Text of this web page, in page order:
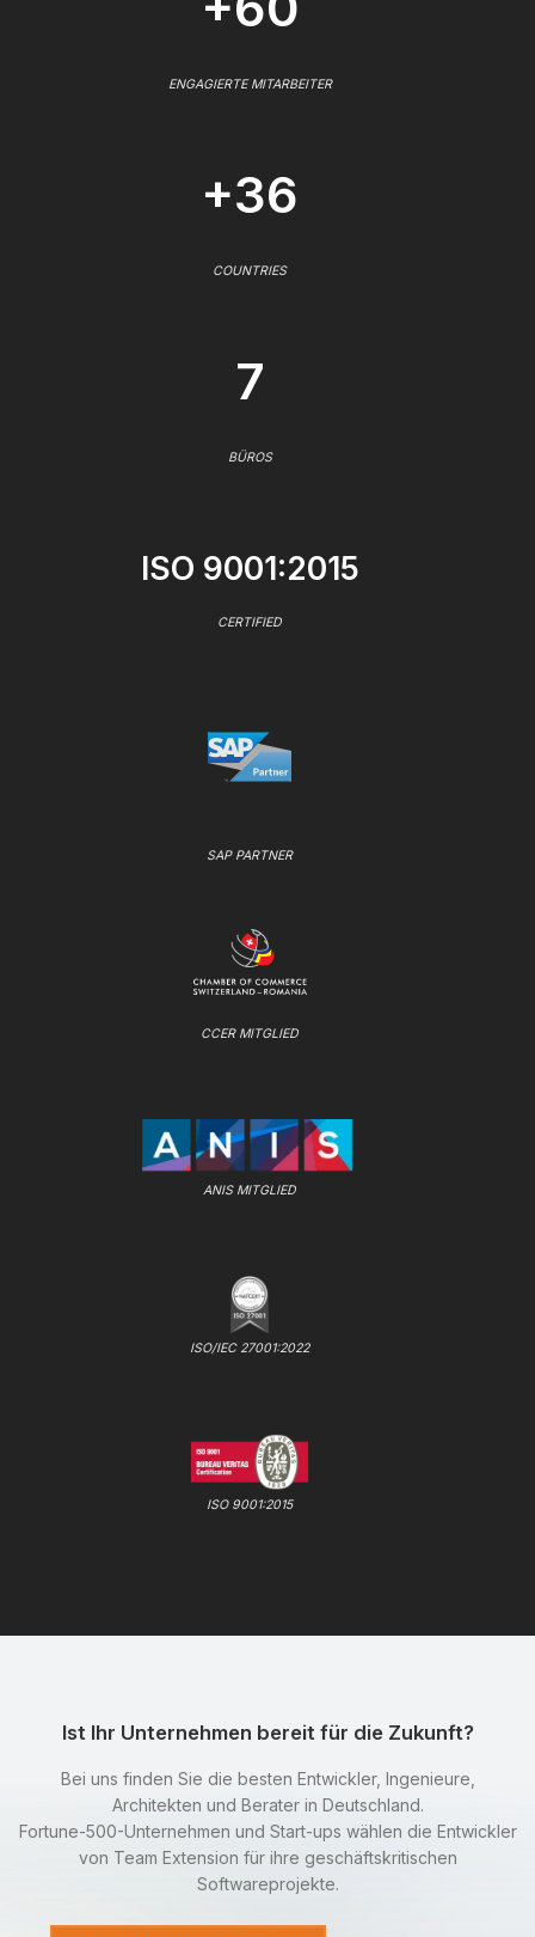
ENGAGIERTE MITARBEITER
+36
COUNTRIES
7
BÜROS
ISO 9001:2015
CERTIFIED
SAP PARTNER
CCER MITGLIED
ANIS MITGLIED
ISO/IEC 27001:2022
ISO 9001:2015
Ist Ihr Unternehmen bereit für die Zukunft?
Bei uns finden Sie die besten Entwickler, Ingenieure,
Architekten und Berater in Deutschland.
Fortune-500-Unternehmen und Start-ups wählen die Entwickler
von Team Extension für ihre geschäftskritischen
Softwareprojekte.